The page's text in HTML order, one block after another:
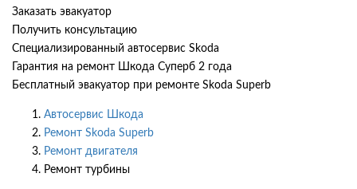
Заказать эвакуатор
Получить консультацию
Специализированный автосервис Skoda
Гарантия на ремонт Шкода Суперб 2 года
Бесплатный эвакуатор при ремонте Skoda Superb
Автосервис Шкода
Ремонт Skoda Superb
Ремонт двигателя
Ремонт турбины